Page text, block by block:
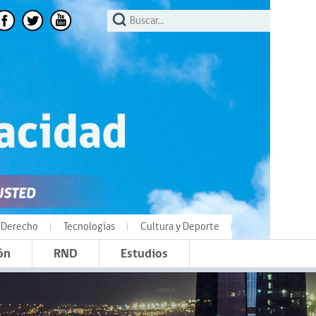
Derecho Tecnologías Cultura y Deporte
RND Estudios